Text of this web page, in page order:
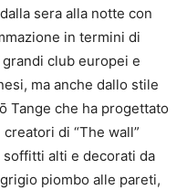
sera alla notte con
in termini di
club europei e
ma anche dallo stile
Tange che ha progettato
di “The wall”
soffitti alti e decorati da
piombo alle pareti,